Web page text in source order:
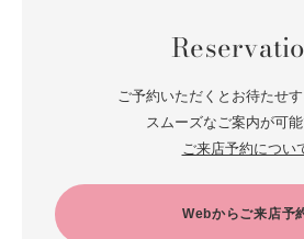
ご予約いただくとお待たせす
スムーズなご案内が可能
ご来店予約につい
Webからご来店予